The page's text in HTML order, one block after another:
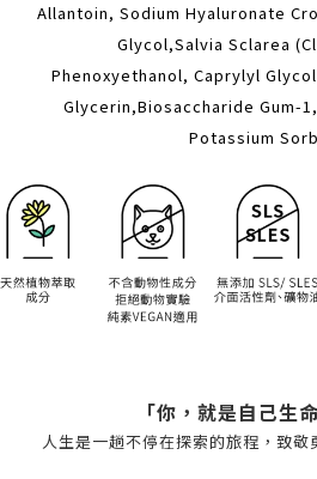
Allantoin, Sodium Hyaluronate
Glycol,Salvia Sclarea
Phenoxyethanol, Caprylyl
Glycerin,Biosaccharide Gum-
Potassium
「你，就是自己生
人生是一趟不停在探索的旅程，致